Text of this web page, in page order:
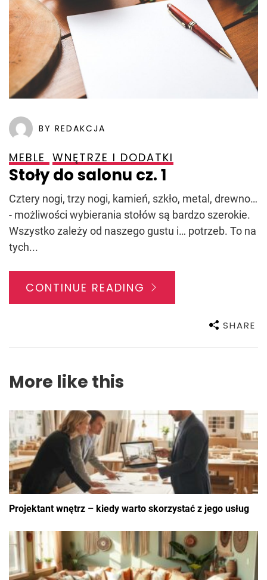
BY REDAKCJA
MEBLE WNĘTRZE I DODATKI
Stoły do salonu cz. 1
Cztery nogi, trzy nogi, kamień, szkło, metal, drewno…
- możliwości wybierania stołów są bardzo szerokie.
Wszystko zależy od naszego gustu i… potrzeb. To na
tych...
CONTINUE READING
SHARE
More like this
Projektant wnętrz – kiedy warto skorzystać z jego usług